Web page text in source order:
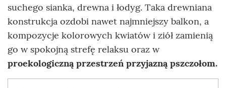
suchego sianka, drewna i łodyg. Taka drewniana
konstrukcja ozdobi nawet najmniejszy balkon, a
kompozycje kolorowych kwiatów i ziół zamienią
go w spokojną strefę relaksu oraz w
proekologiczną przestrzeń przyjazną pszczołom.